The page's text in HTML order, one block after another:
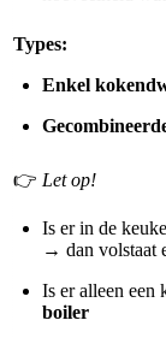
Types:
Enkel
👉 Let op!
Is er in de
→ dan volstaat
Is er alleen
boiler